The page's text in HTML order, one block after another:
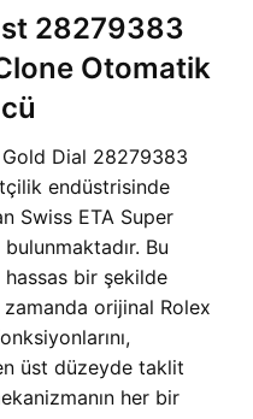
28279383
Otomatik
Dial 28279383
endüstrisinde
Swiss ETA Super
Bu
hassas bir şekilde
orijinal Rolex
üst düzeyde taklit
her bir